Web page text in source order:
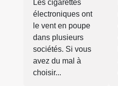
Les cigarettes
électroniques ont
le vent en poupe
dans plusieurs
sociétés. Si vous
avez du mal à
choisir...